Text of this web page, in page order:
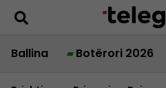
Ballina Botërori 2026